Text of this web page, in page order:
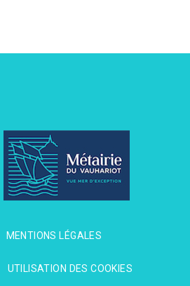
MENTIONS LÉGALES
UTILISATION DES COOKIES